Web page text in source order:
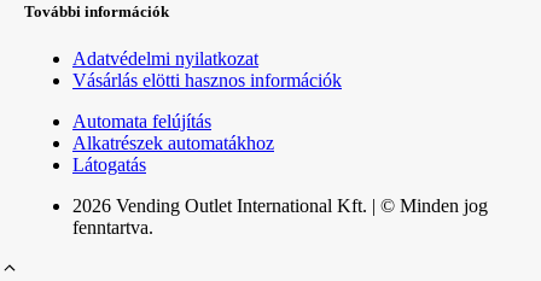
További információk
Adatvédelmi nyilatkozat
Vásárlás elötti hasznos információk
Automata felújítás
Alkatrészek automatákhoz
Látogatás
2026 Vending Outlet International Kft. | © Minden jog
fenntartva.